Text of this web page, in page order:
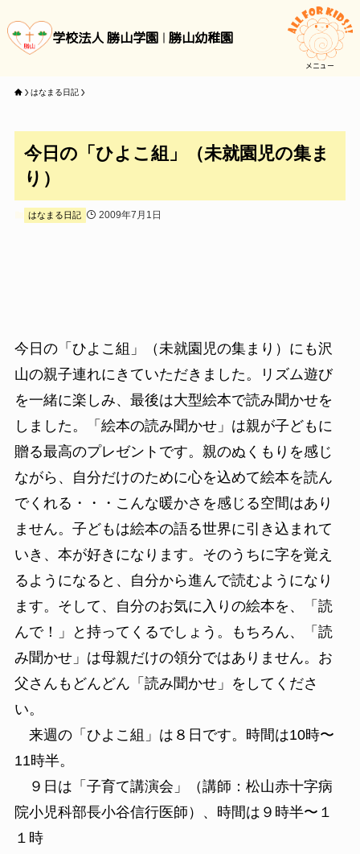
学校法人 勝山学園 勝山幼稚園
メニュー
はなまる日記
今日の「ひよこ組」（未就園児の集ま
り）
はなまる日記 2009年7月1日
今日の「ひよこ組」（未就園児の集まり）にも沢
山の親子連れにきていただきました。リズム遊び
を一緒に楽しみ、最後は大型絵本で読み聞かせを
しました。「絵本の読み聞かせ」は親が子どもに
贈る最高のプレゼントです。親のぬくもりを感じ
ながら、自分だけのために心を込めて絵本を読ん
でくれる・・・こんな暖かさを感じる空間はあり
ません。子どもは絵本の語る世界に引き込まれて
いき、本が好きになります。そのうちに字を覚え
るようになると、自分から進んで読むようになり
ます。そして、自分のお気に入りの絵本を、「読
んで！」と持ってくるでしょう。もちろん、「読
み聞かせ」は母親だけの領分ではありません。お
父さんもどんどん「読み聞かせ」をしてくださ
い。
来週の「ひよこ組」は８日です。時間は10時〜
11時半。
９日は「子育て講演会」（講師：松山赤十字病
院小児科部長小谷信行医師）、時間は９時半〜１
１時